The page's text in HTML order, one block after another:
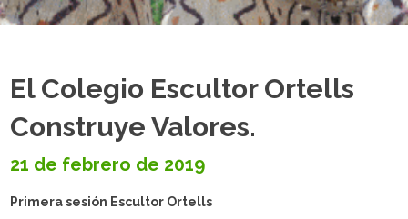
El Colegio Escultor Ortells
Construye Valores.
21 de febrero de 2019
Primera sesión Escultor Ortells